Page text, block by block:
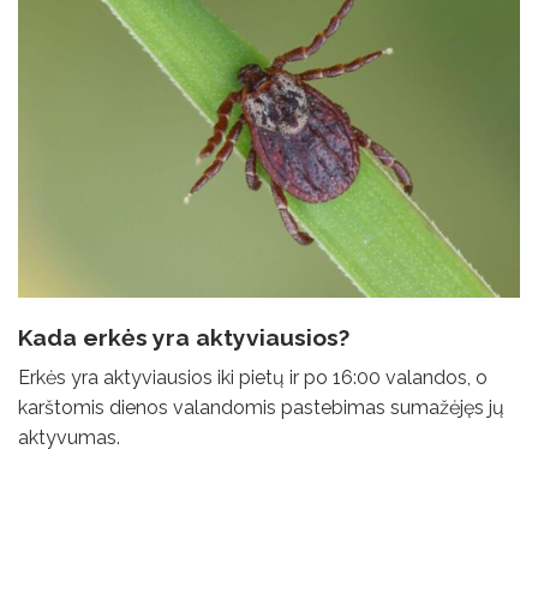
Kada erkės yra aktyviausios?
Erkės yra aktyviausios iki pietų ir po 16:00 valandos, o
karštomis dienos valandomis pastebimas sumažėjęs jų
aktyvumas.